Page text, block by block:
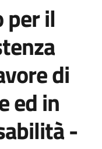
per il
di
ed in
-